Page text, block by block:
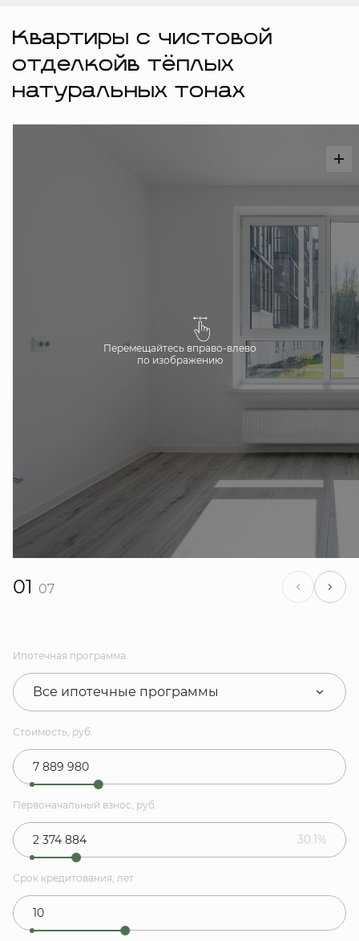
Квартиры с чистовой
отделкойв тёплых
натуральных тонах
Перемещайтесь вправо-влево
по изображению
01 07
Ипотечная программа
Все ипотечные программы
Стоимость, руб.
Первоначальный взнос, руб.
30.1%
Срок кредитования, лет